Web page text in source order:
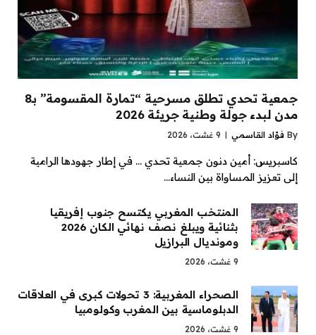
جمعية تحدي تطلق مسرحية “تمارة المقسومة” بـ8
مدن لبدء جولة وطنية جريئة 2026
By فؤاد القاسمي 9 غشت، 2026
كاسبريس: أمين دنون جمعية تحدي … في إطار جهودها الرامية
إلى تعزيز المساواة بين النساء…
المنتخب المغربي يكتسح جنوب إفريقيا
بثنائية ويبلغ نصف نهائي الكان 2026
ومونديال البرازيل
9 غشت، 2026
الصحراء المغربية: 3 تحولات كبرى في العلاقات
الدبلوماسية بين المغرب وكولومبيا
9 غشت، 2026